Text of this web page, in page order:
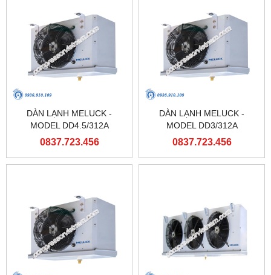
DÀN LẠNH MELUCK -
MODEL DD4.5/312A
0837.723.456
DÀN LẠNH MELUCK -
MODEL DD3/312A
0837.723.456